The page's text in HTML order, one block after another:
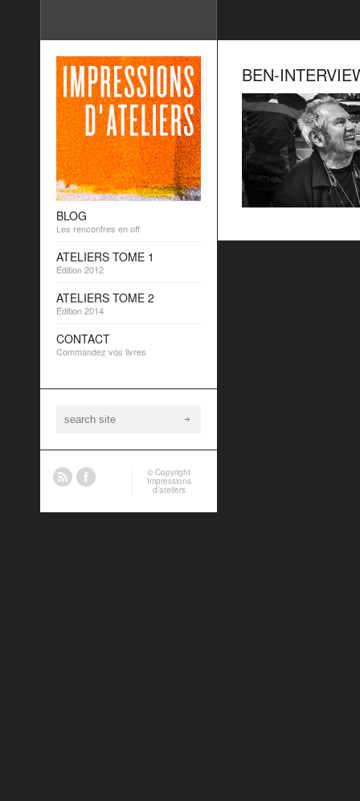
BEN-
BLOG
Les rencontres en off
ATELIERS TOME 1
Édition 2012
ATELIERS TOME 2
Édition 2014
CONTACT
Commandez vos livres
© Copyright
Impressions
d’ateliers